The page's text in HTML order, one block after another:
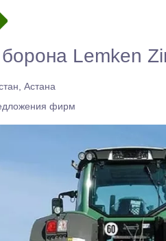
Lemken
Астана
фирм